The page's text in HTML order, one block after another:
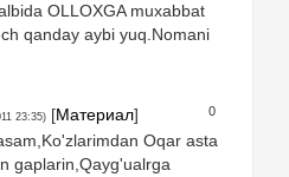
OLLOXGA muxabbat
qanday aybi yuq.Nomani
0
23:35) [Материал]
Oqar asta
gaplarin,Qayg'ualrga